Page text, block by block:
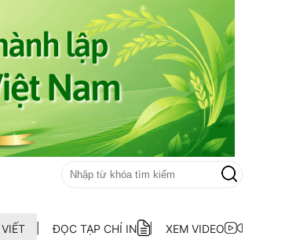
ĐỌC TẠP CHÍ IN XEM VIDEO